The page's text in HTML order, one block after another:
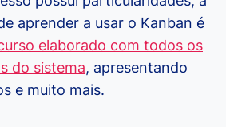
aprender a usar o Kanban é
elaborado com todos os
do sistema, apresentando
e muito mais.